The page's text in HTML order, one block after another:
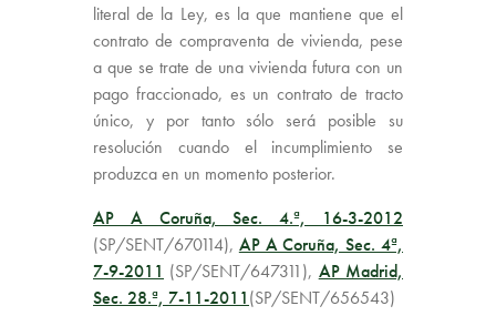
literal de la Ley, es la que mantiene que el
contrato de compraventa de vivienda, pese
a que se trate de una vivienda futura con un
pago fraccionado, es un contrato de tracto
único, y por tanto sólo será posible su
resolución cuando el incumplimiento se
produzca en un momento posterior.
AP A Coruña, Sec. 4.ª, 16-3-2012
(SP/SENT/670114), AP A Coruña, Sec. 4ª,
7-9-2011 (SP/SENT/647311), AP Madrid,
Sec. 28.ª, 7-11-2011(SP/SENT/656543)